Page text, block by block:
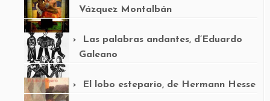
Vázquez Montalbán
Las palabras andantes, d’Eduardo
Galeano
El lobo estepario, de Hermann Hesse